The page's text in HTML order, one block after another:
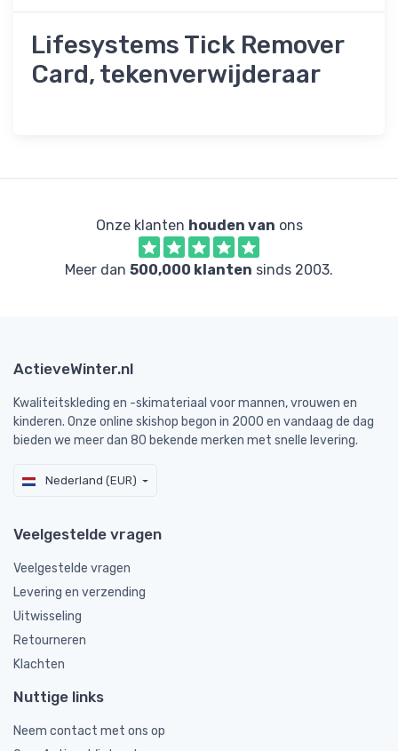
Lifesystems Tick Remover
Card, tekenverwijderaar
Onze klanten houden van ons
Meer dan 500,000 klanten sinds 2003.
ActieveWinter.nl
Kwaliteitskleding en -skimateriaal voor mannen, vrouwen en
kinderen. Onze online skishop begon in 2000 en vandaag de dag
bieden we meer dan 80 bekende merken met snelle levering.
Nederland (EUR)
Veelgestelde vragen
Veelgestelde vragen
Levering en verzending
Uitwisseling
Retourneren
Klachten
Nuttige links
Neem contact met ons op